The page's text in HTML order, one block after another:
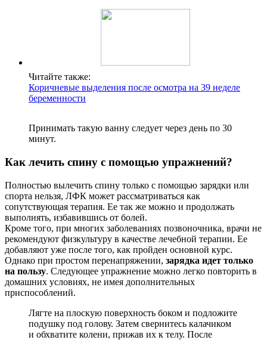
Читайте также:
Коричневые выделения после осмотра на 39 неделе
беременности
Принимать такую ванну следует через день по 30
минут.
Как лечить спину с помощью упражнений?
Полностью вылечить спину только с помощью зарядки или
спорта нельзя, ЛФК может рассматриваться как
сопутствующая терапия. Ее так же можно и продолжать
выполнять, избавившись от болей.
Кроме того, при многих заболеваниях позвоночника, врачи не
рекомендуют физкультуру в качестве лечебной терапии. Ее
добавляют уже после того, как пройден основной курс.
Однако при простом перенапряжении, зарядка идет только
на пользу. Следующее упражнение можно легко повторить в
домашних условиях, не имея дополнительных
приспособлений.
Лягте на плоскую поверхность боком и подложите
подушку под голову. Затем свернитесь калачиком
и обхватите колени, прижав их к телу. После